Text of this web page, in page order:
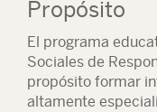
Propósito
El programa
Sociales de
propósito formar
altamente